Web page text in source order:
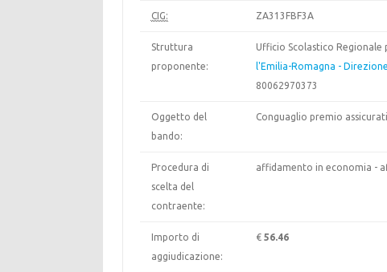
CIG: ZA313FBF3A
Struttura
proponente:
Ufficio Scolastico Regionale
l'Emilia-Romagna -
80062970373
Oggetto del
bando:
Conguaglio premio
Procedura di
scelta del
contraente:
affidamento in economia -
Importo di
aggiudicazione:
€ 56.46